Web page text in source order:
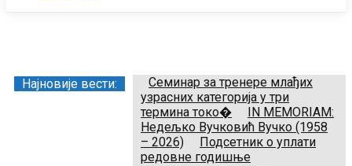
Најновије вести:
Семинар за тренере млађих
узрасних категорија у три
термина токо�
IN MEMORIAM:
Недељко Вучковић Вучко (1958
– 2026)
Подсетник о уплати
редовне годишње